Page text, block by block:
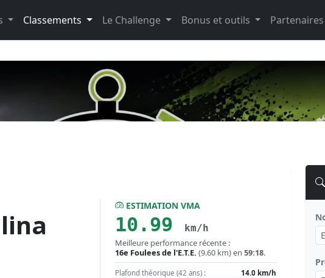
Classements Le Challenge Bonus et outils Partenaires
ESTIMATION VMA
10.99 km/h
Meilleure performance récente :
16e Foulees de l'E.T.E. (9.60 km) en 59:18.
Plafond théorique (42 ans) :
14.0 km/h